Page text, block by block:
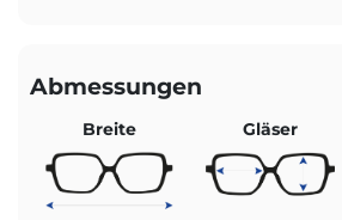
Abmessungen
Breite Gläser